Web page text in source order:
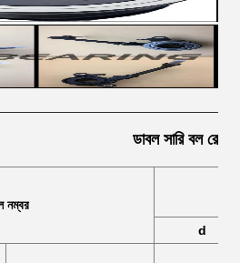
ডাবল সারি বল
নম্বর
d